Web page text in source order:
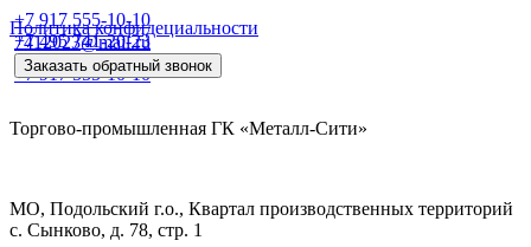
Политика конфидециальности
+7 917 555-10-10
+7 495 741-20-23
+7 917 555-10-10
7412023@mail.ru
Заказать обратный звонок
Торгово-промышленная ГК «Металл-Сити»
МО, Подольский г.о., Квартал производственных территорий
с. Сынково, д. 78, стр. 1